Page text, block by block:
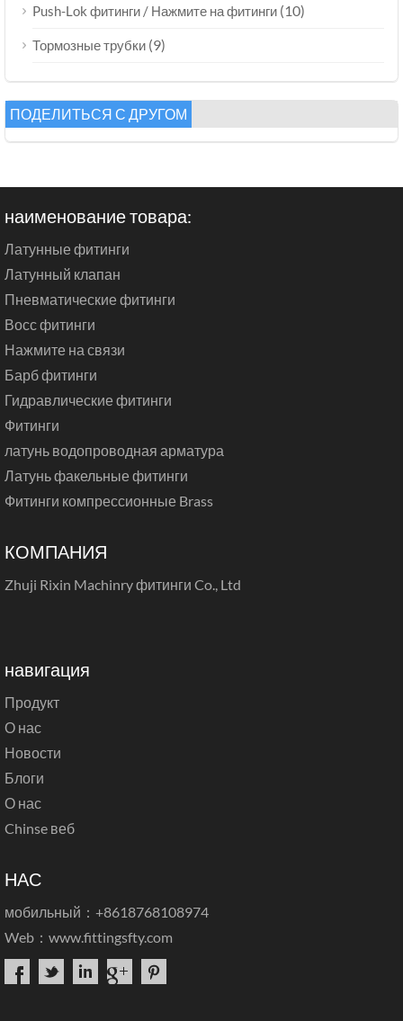
Push-Lok фитинги / Нажмите на фитинги (10)
Тормозные трубки (9)
ПОДЕЛИТЬСЯ С ДРУГОМ
наименование товара:
Латунные фитинги
Латунный клапан
Пневматические фитинги
Восс фитинги
Нажмите на связи
Барб фитинги
Гидравлические фитинги
Фитинги
латунь водопроводная арматура
Латунь факельные фитинги
Фитинги компрессионные Brass
КОМПАНИЯ
Zhuji Rixin Machinry фитинги Co., Ltd
навигация
Продукт
О нас
Новости
Блоги
О нас
Chinse веб
НАС
мобильный：+8618768108974
Web： www.fittingsfty.com